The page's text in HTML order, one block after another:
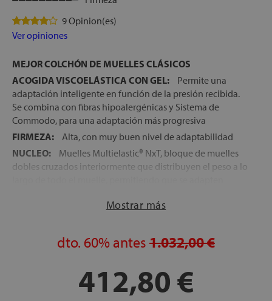
9 Opinion(es)
Ver opiniones
MEJOR COLCHÓN DE MUELLES CLÁSICOS
ACOGIDA VISCOELÁSTICA CON GEL:
Permite una
adaptación inteligente en función de la presión recibida.
Se combina con fibras hipoalergénicas y Sistema de
Commodo, para una adaptación más progresiva
FIRMEZA:
Alta, con muy buen nivel de adaptabilidad
NUCLEO:
Muelles Multielastic® NxT, bloque de muelles
dobles cruzados interiormente que distribuyen el peso a lo
TRATAMIENTO OPTIGRADE®: Que aplicado en el tejido
temperatura y humedad
TRANSPORTE, MONTAJE Y RETIRADA DEL ANTIGUO
COLCHÓN, GRATUITOS
Mostrar más
dto. 60% antes 1.032,00 €
412,80 €